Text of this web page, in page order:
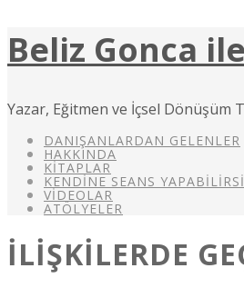
Beliz Gonca
Yazar, Eğitmen ve İçsel Dönüşüm
DANIŞANLARDAN GELENLER
HAKKINDA
KITAPLAR
KENDINE SEANS
VIDEOLAR
ATÖLYELER
İLIŞKILERDE